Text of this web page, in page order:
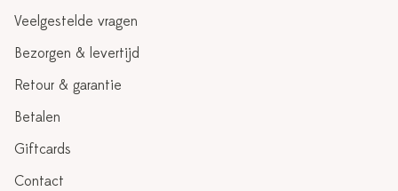
Veelgestelde vragen
Bezorgen & levertijd
Retour & garantie
Betalen
Giftcards
Contact